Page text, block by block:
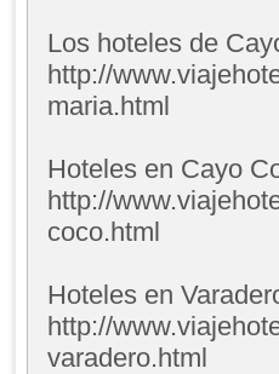
Los hoteles de
http://
maria.html
Hoteles en Cayo
http://
coco.html
Hoteles en
http://
varadero.html